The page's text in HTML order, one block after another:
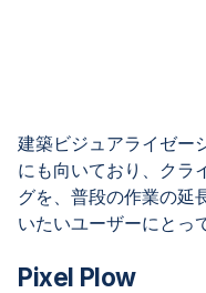
建築ビジュアライゼー
にも向いており、クラ
グを、普段の作業の延
いたいユーザーにとっ
Pixel Plow